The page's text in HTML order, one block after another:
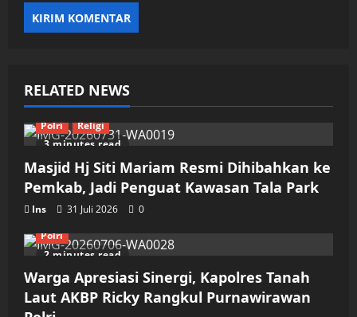
RELATED NEWS
3 minutes read
Polri Religi
Masjid Hj Siti Mariam Resmi Dihibahkan ke
Pemkab, Jadi Penguat Kawasan Tala Park
Ins 31 Juli 2026 0
2 minutes read
Polri
Warga Apresiasi Sinergi, Kapolres Tanah
Laut AKBP Ricky Rangkul Purnawirawan